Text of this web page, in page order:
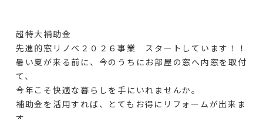
超特大補助金
先進的窓リノベ２０２６事業 スタートしています！！
暑い夏が来る前に、今のうちにお部屋の窓へ内窓を取付
て、
今年こそ快適な暮らしを手にいれませんか。
補助金を活用すれば、とてもお得にリフォームが出来ま